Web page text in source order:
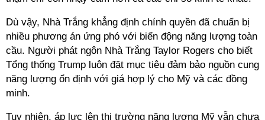
Dù vậy, Nhà Trắng khẳng định chính quyền đã chuẩn bị
nhiều phương án ứng phó với biến động năng lượng toàn
cầu. Người phát ngôn Nhà Trắng Taylor Rogers cho biết
Tổng thống Trump luôn đặt mục tiêu đảm bảo nguồn cung
năng lượng ổn định với giá hợp lý cho Mỹ và các đồng
minh.
Tuy nhiên, áp lực lên thị trường năng lượng Mỹ vẫn chưa